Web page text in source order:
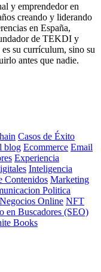
y emprendedor en
creando y liderando
en España,
de TEKDI y
su currículum, sino su
antes que nadie.
Casos de Éxito
blog Ecommerce Email
Experiencia
Inteligencia
Contenidos Marketing
Politica
Negocios Online NFT
en Buscadores (SEO)
Books